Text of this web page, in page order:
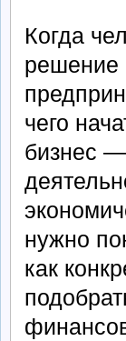
Когда
решение
чего
бизнес —
нужно
как